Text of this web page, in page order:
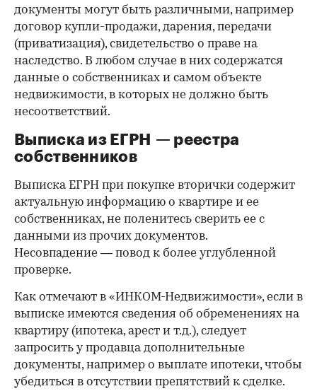
документы могут быть различными, например
договор купли-продажи, дарения, передачи
(приватизация), свидетельство о праве на
наследство. В любом случае в них содержатся
данные о собственниках и самом объекте
недвижимости, в которых не должно быть
несоответствий.
Выписка из ЕГРН — реестра
собственников
Выписка ЕГРН при покупке вторички содержит
актуальную информацию о квартире и ее
собственниках, не поленитесь сверить ее с
данными из прочих документов.
Несовпадение — повод к более углубленной
проверке.
Как отмечают в «ИНКОМ-Недвижимости», если в
выписке имеются сведения об обременениях на
квартиру (ипотека, арест и т.д.), следует
запросить у продавца дополнительные
документы, например о выплате ипотеки, чтобы
убедиться в отсутствии препятствий к сделке.